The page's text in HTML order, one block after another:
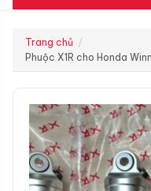
Trang chủ
Phuộc X1R cho Honda